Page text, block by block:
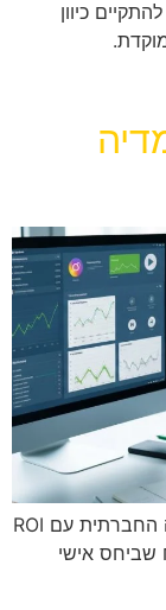
כיוון
העסק שלך זקוק לאסטרטגיה מקצועית במדיה החברתית עם ROI
שביחס אישי